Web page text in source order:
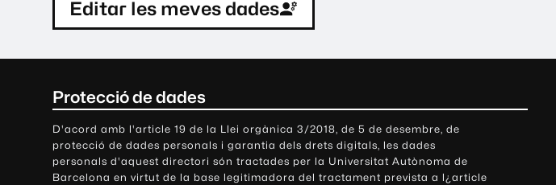
Editar les meves dades
Protecció de dades
D'acord amb l'article 19 de la Llei orgànica 3/2018, de 5 de desembre, de
protecció de dades personals i garantia dels drets digitals, les dades
personals d'aquest directori són tractades per la Universitat Autònoma de
Barcelona en virtut de la base legitimadora del tractament prevista a l¿article